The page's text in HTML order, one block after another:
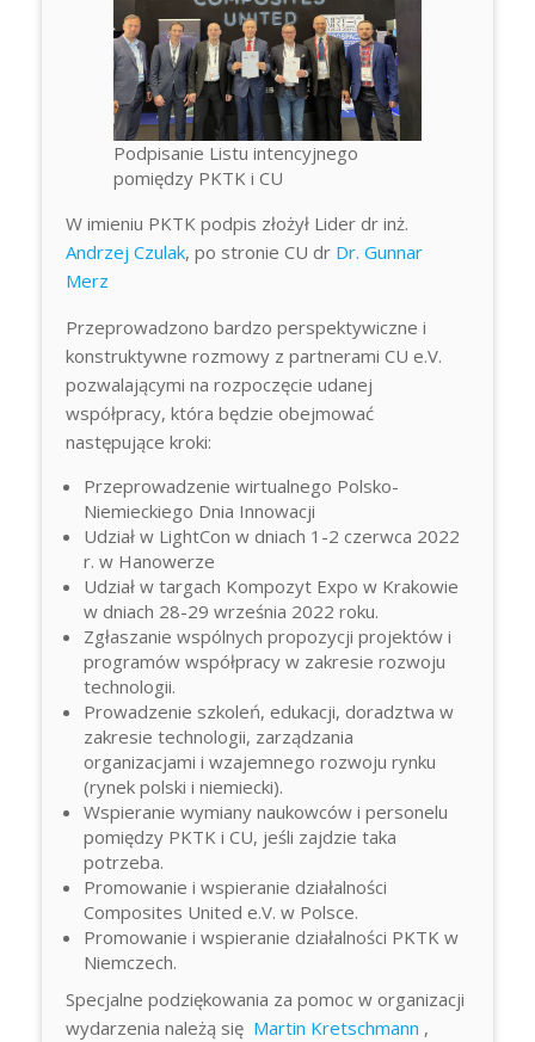
Podpisanie Listu intencyjnego
pomiędzy PKTK i CU
W imieniu PKTK podpis złożył Lider dr inż.
Andrzej Czulak, po stronie CU dr Dr. Gunnar
Merz
Przeprowadzono bardzo perspektywiczne i
konstruktywne rozmowy z partnerami CU e.V.
pozwalającymi na rozpoczęcie udanej
współpracy, która będzie obejmować
następujące kroki:
Przeprowadzenie wirtualnego Polsko-
Niemieckiego Dnia Innowacji
Udział w LightCon w dniach 1-2 czerwca 2022
r. w Hanowerze
Udział w targach Kompozyt Expo w Krakowie
w dniach 28-29 września 2022 roku.
Zgłaszanie wspólnych propozycji projektów i
programów współpracy w zakresie rozwoju
technologii.
Prowadzenie szkoleń, edukacji, doradztwa w
zakresie technologii, zarządzania
organizacjami i wzajemnego rozwoju rynku
(rynek polski i niemiecki).
Wspieranie wymiany naukowców i personelu
pomiędzy PKTK i CU, jeśli zajdzie taka
potrzeba.
Promowanie i wspieranie działalności
Composites United e.V. w Polsce.
Promowanie i wspieranie działalności PKTK w
Niemczech.
Specjalne podziękowania za pomoc w organizacji
wydarzenia należą się Martin Kretschmann ,